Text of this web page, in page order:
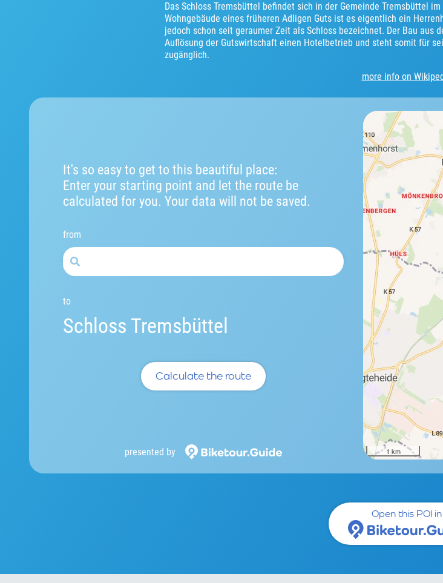
Das Schloss Tremsbüttel befindet sich in der Gemeinde Tremsbüttel
Wohngebäude eines früheren Adligen Guts ist es eigentlich ein
jedoch schon seit geraumer Zeit als Schloss bezeichnet. Der Bau aus
Auflösung der Gutswirtschaft einen Hotelbetrieb und steht somit für
zugänglich.
more info on
It's so easy to get to this beautiful place:
Enter your starting point and let the route be
calculated for you. Your data will not be saved.
from
to
Schloss Tremsbüttel
Calculate the route
presented by 1 km
Open this POI in